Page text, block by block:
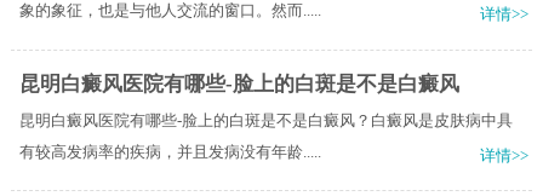
象的象征，也是与他人交流的窗口。然而.....
详情>>
昆明白癜风医院有哪些-脸上的白斑是不是白癜风
昆明白癜风医院有哪些-脸上的白斑是不是白癜风？白癜风是皮肤病中具
有较高发病率的疾病，并且发病没有年龄.....
详情>>